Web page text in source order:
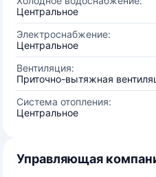
Центральное
Электроснабжение:
Центральное
Вентиляция:
Приточно-вытяжная
Система отопления:
Центральное
Управляющая